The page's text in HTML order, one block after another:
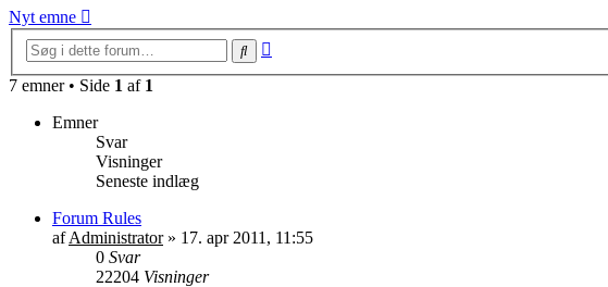
Nyt emne
Søg
7 emner • Side 1 af 1
Emner
Svar
Visninger
Seneste indlæg
Forum Rules
afAdministrator» 17. apr 2011, 11:55
0 Svar
22204 Visninger